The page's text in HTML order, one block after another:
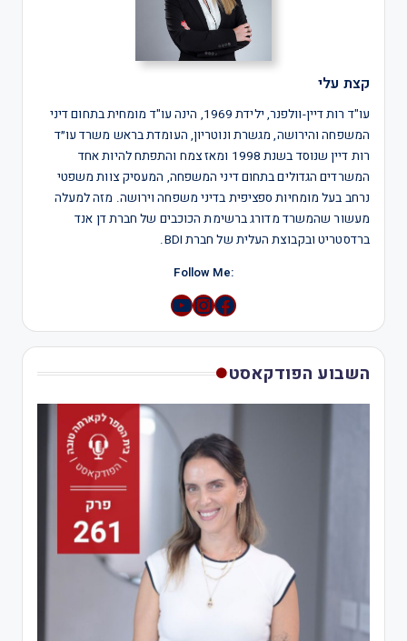
קצת עלי
עו"ד רות דיין-וולפנר, ילידת 1969, הינה עו"ד מומחית בתחום דיני
המשפחה והירושה, מגשרת ונוטריון, העומדת בראש משרד עו״ד
רות דיין שנוסד בשנת 1998 ומאז צמח והתפתח להיות אחד
המשרדים הגדולים בתחום דיני המשפחה, המעסיק צוות משפטי
נרחב בעל מומחיות ספציפית בדיני משפחה וירושה. מזה למעלה
מעשור שהמשרד מדורג ברשימת הכוכבים של חברת דן אנד
ברדסטריט ובקבוצת העלית של חברת BDI.
:Follow Me
Instagram
YouTube
השבוע הפודקאסט